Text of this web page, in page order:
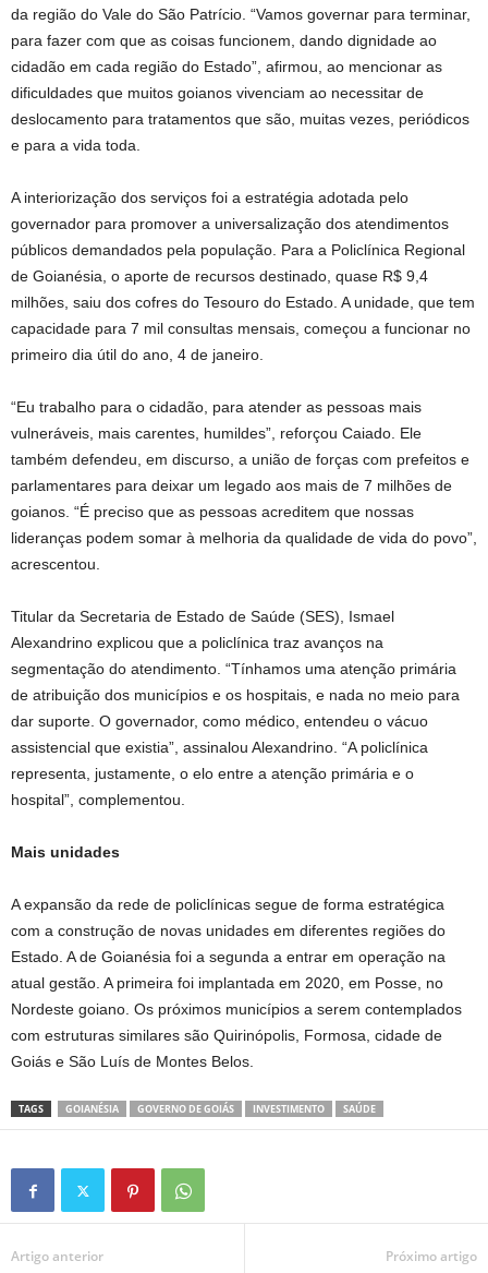
da região do Vale do São Patrício. “Vamos governar para terminar,
para fazer com que as coisas funcionem, dando dignidade ao
cidadão em cada região do Estado”, afirmou, ao mencionar as
dificuldades que muitos goianos vivenciam ao necessitar de
deslocamento para tratamentos que são, muitas vezes, periódicos
e para a vida toda.
A interiorização dos serviços foi a estratégia adotada pelo
governador para promover a universalização dos atendimentos
públicos demandados pela população. Para a Policlínica Regional
de Goianésia, o aporte de recursos destinado, quase R$ 9,4
milhões, saiu dos cofres do Tesouro do Estado. A unidade, que tem
capacidade para 7 mil consultas mensais, começou a funcionar no
primeiro dia útil do ano, 4 de janeiro.
“Eu trabalho para o cidadão, para atender as pessoas mais
vulneráveis, mais carentes, humildes”, reforçou Caiado. Ele
também defendeu, em discurso, a união de forças com prefeitos e
parlamentares para deixar um legado aos mais de 7 milhões de
goianos. “É preciso que as pessoas acreditem que nossas
lideranças podem somar à melhoria da qualidade de vida do povo”,
acrescentou.
Titular da Secretaria de Estado de Saúde (SES), Ismael
Alexandrino explicou que a policlínica traz avanços na
segmentação do atendimento. “Tínhamos uma atenção primária
de atribuição dos municípios e os hospitais, e nada no meio para
dar suporte. O governador, como médico, entendeu o vácuo
assistencial que existia”, assinalou Alexandrino. “A policlínica
representa, justamente, o elo entre a atenção primária e o
hospital”, complementou.
Mais unidades
A expansão da rede de policlínicas segue de forma estratégica
com a construção de novas unidades em diferentes regiões do
Estado. A de Goianésia foi a segunda a entrar em operação na
atual gestão. A primeira foi implantada em 2020, em Posse, no
Nordeste goiano. Os próximos municípios a serem contemplados
com estruturas similares são Quirinópolis, Formosa, cidade de
Goiás e São Luís de Montes Belos.
TAGS GOIANÉSIA GOVERNO DE GOIÁS INVESTIMENTO SAÚDE
Artigo anterior Próximo artigo